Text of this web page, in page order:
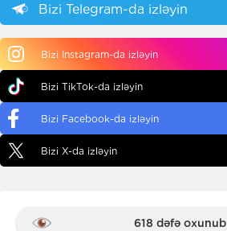
Bizi Telegram-da izləyin
Bizi Instagram-da izləyin
Bizi TikTok-da izləyin
Bizi Facebook-da izləyin
Bizi X-da izləyin
618 dəfə oxunub